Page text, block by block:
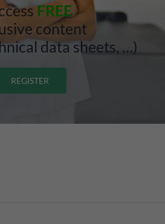
FREE
content
data sheets, …)
REGISTER